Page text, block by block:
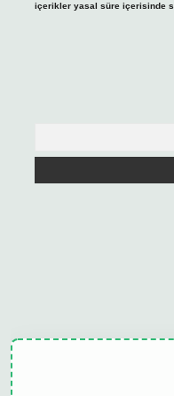
içerikler yasal süre içerisinde